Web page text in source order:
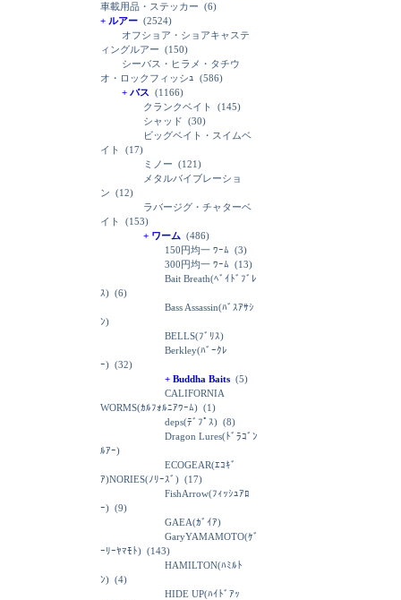
車載用品・ステッカー (6)
+ ルアー (2524)
オフショア・ショアキャステ
ィングルアー (150)
シーバス・ヒラメ・タチウ
オ・ロックフィッシｭ (586)
+ バス (1166)
クランクベイト
(145)
シャッド (30)
ビッグベイト・スイムベ
イト
(17)
ミノー (121)
メタルバイブレーショ
ン (12)
ラバージグ・チャターベ
イト
(153)
+ ワーム (486)
150円均一 ﾜｰﾑ (3)
300円均一 ﾜｰﾑ (13)
Bait Breath(ﾍﾞｲﾄﾞﾌﾞﾚ
ｽ) (6)
Bass Assassin(ﾊﾞｽｱｻｼ
ﾝ)
BELLS(ﾌﾞﾘｽ)
Berkley(ﾊﾞｰｸﾚ
ｰ) (32)
+ Buddha Baits (5)
CALIFORNIA
WORMS(ｶﾙﾌｫﾙﾆｱﾜｰﾑ) (1)
deps(ﾃﾞﾌﾟｽ) (8)
Dragon Lures(ﾄﾞﾗｺﾞﾝ
ﾙｱｰ)
ECOGEAR(ｴｺｷﾞ
ｱ)NORIES(ﾉﾘｰｽﾞ) (17)
FishArrow(ﾌｨｯｼｭｱﾛ
ｰ) (9)
GAEA(ｶﾞｲｱ)
GaryYAMAMOTO(ｹﾞ
ｰﾘｰﾔﾏﾓﾄ) (143)
HAMILTON(ﾊﾐﾙﾄ
ﾝ) (4)
HIDE UP(ﾊｲﾄﾞｱｯ